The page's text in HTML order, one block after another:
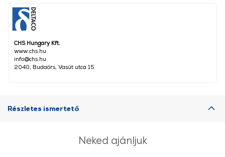
CHS Hungary Kft.
www.chs.hu
info@chs.hu
2040, Budaörs, Vasút utca 15
Részletes ismertető
Neked ajánljuk